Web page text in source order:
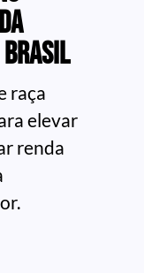
Brasil
raça
elevar
renda